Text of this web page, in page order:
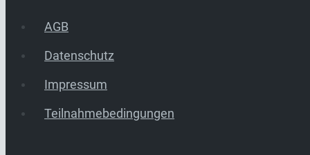
AGB
Datenschutz
Impressum
Teilnahmebedingungen